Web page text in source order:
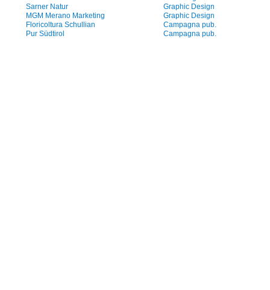
Sarner Natur
Graphic Design
MGM Merano Marketing
Graphic Design
Floricoltura Schullian
Campagna pub.
Pur Südtirol
Campagna pub.